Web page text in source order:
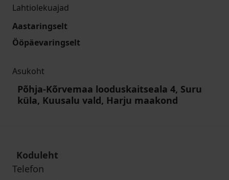
Lahtiolekuajad
Aastaringselt
Ööpäevaringselt
Asukoht
Põhja-Kõrvemaa looduskaitseala 4, Suru
küla, Kuusalu vald, Harju maakond
Koduleht
Telefon